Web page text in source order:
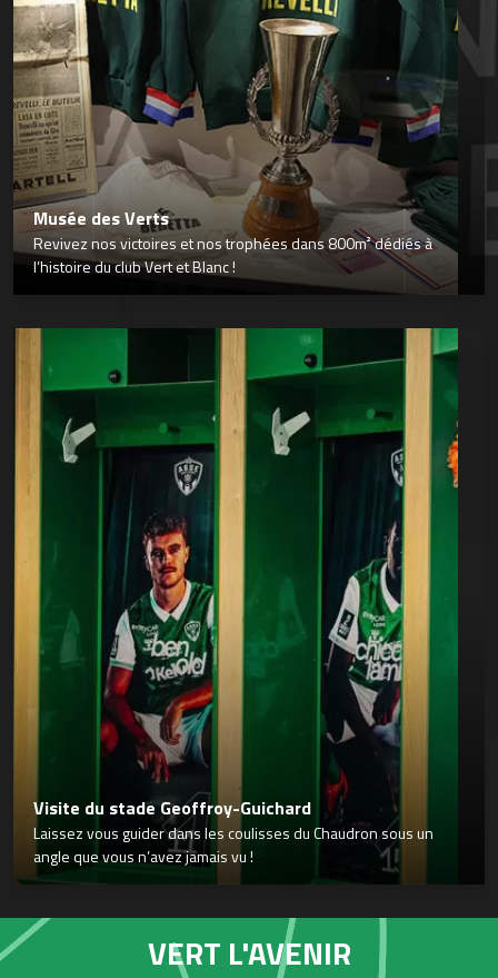
Musée des Verts
Revivez nos victoires et nos trophées dans 800m² dédiés à
l’histoire du club Vert et Blanc !
Visite du stade Geoffroy-Guichard
Laissez vous guider dans les coulisses du Chaudron sous un
angle que vous n’avez jamais vu !
VERT L'AVENIR